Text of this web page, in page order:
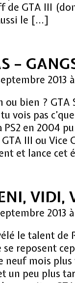
de GTA III
le […]
–
2013
ou bien ? GTA
vois pas c’que
en 2004
GTA III ou
et lance
VIDI,
2013
le talent de
se reposent
neuf mois
un peu plus